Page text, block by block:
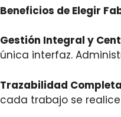
Beneficios de Elegir
Gestión Integral y
única interfaz.
Trazabilidad
cada trabajo se